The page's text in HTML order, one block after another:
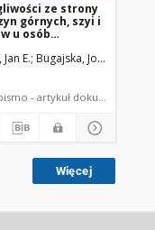
Joanna Braczkowska,
ze strony
górnych, szyi i
u osób
z użyciem
E. Bugajska, Joanna
czasopismo - artykuł
Więcej